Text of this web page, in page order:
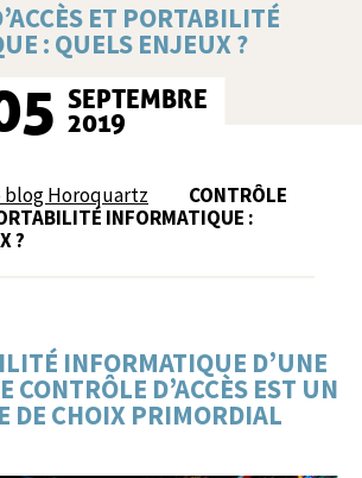
ET PORTABILITÉ
: QUELS ENJEUX ?
SEPTEMBRE
2019
blog Horoquartz
CONTRÔLE
INFORMATIQUE :
?
INFORMATIQUE D’UNE
CONTRÔLE D’ACCÈS EST UN
DE CHOIX PRIMORDIAL